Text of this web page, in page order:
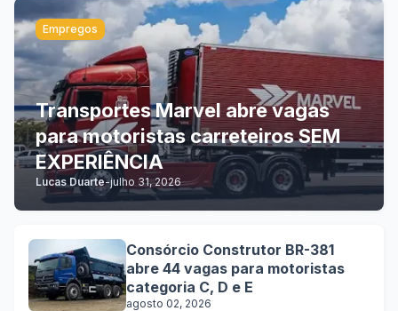
Empregos
Transportes Marvel abre vagas
para motoristas carreteiros SEM
EXPERIÊNCIA
Lucas Duarte-julho 31, 2026
Consórcio Construtor BR-381
abre 44 vagas para motoristas
categoria C, D e E
agosto 02, 2026